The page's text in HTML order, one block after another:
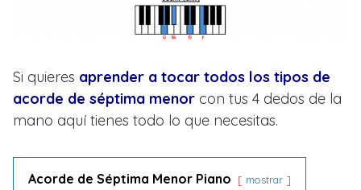
Si quieres aprender a tocar todos los tipos de
acorde de séptima menor con tus 4 dedos de la
mano aquí tienes todo lo que necesitas.
Acorde de Séptima Menor Piano mostrar